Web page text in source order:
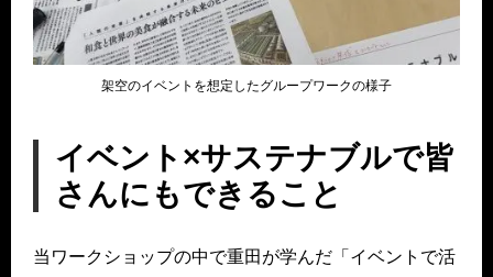
架空のイベントを想定したグループワークの様子
イベント×サステナブルで皆
さんにもできること
当ワークショップの中で重田が学んだ「イベントで活